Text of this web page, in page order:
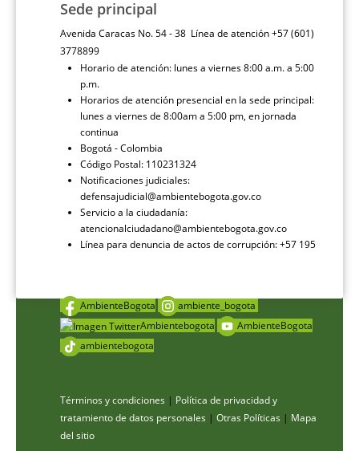
Sede principal
Avenida Caracas No. 54 - 38 Línea de atención +57 (601)
3778899
Horario de atención: lunes a viernes 8:00 a.m. a 5:00
p.m.
Horarios de atención presencial en la sede principal:
lunes a viernes de 8:00am a 5:00 pm, en jornada
continua
Bogotá - Colombia
Código Postal: 110231324
Notificaciones judiciales:
defensajudicial@ambientebogota.gov.co
Servicio a la ciudadanía:
atencionalciudadano@ambientebogota.gov.co
Línea para denuncia de actos de corrupción: +57 195
AmbienteBogota
ambiente_bogota
Ambientebogota
AmbienteBogota
ambientebogota
Términos y condiciones | Política de privacidad y
tratamiento de datos personales | Otras Políticas | Mapa
del sitio